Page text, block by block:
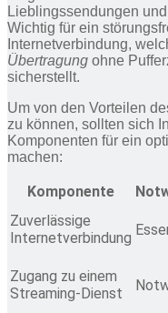
Lieblingssendungen
Wichtig für ein
Internetverbindung,
Übertragung ohne
sicherstellt.
Um von den Vorteilen
zu können, sollten sich
Komponenten für ein
machen:
Komponente
Zuverlässige
Internetverbindung
Zugang zu einem
Streaming-Dienst